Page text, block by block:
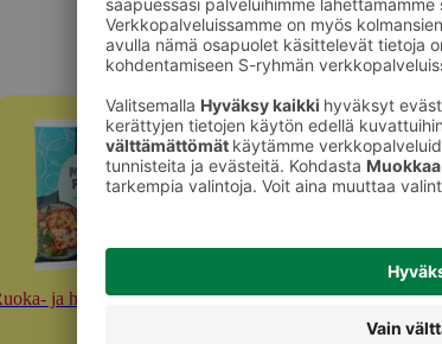
ja herkuttelujuustot Parmesaanijuustot